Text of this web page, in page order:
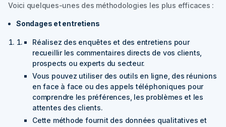
Voici quelques-unes des méthodologies les plus efficaces :
Sondages et entretiens
Réalisez des enquêtes et des entretiens pour
recueillir les commentaires directs de vos clients,
prospects ou experts du secteur.
Vous pouvez utiliser des outils en ligne, des réunions
en face à face ou des appels téléphoniques pour
comprendre les préférences, les problèmes et les
attentes des clients.
Cette méthode fournit des données qualitatives et